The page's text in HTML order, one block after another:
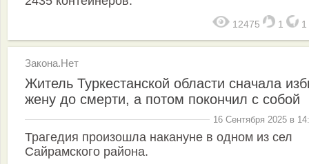
12475 1 1
Закона.Нет
Житель Туркестанской области сначала
жену до смерти, а потом покончил c собой
16 Сентября 2025 в
Трагедия произошла накануне в одном из сел
Сайрамского района.